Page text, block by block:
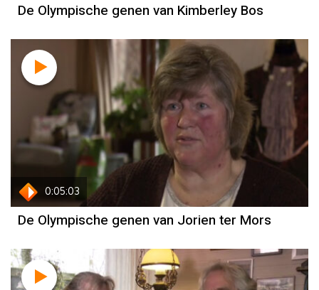
De Olympische genen van Kimberley Bos
0:05:03
Jorien ter Mors
De Olympische genen van Jorien ter Mors